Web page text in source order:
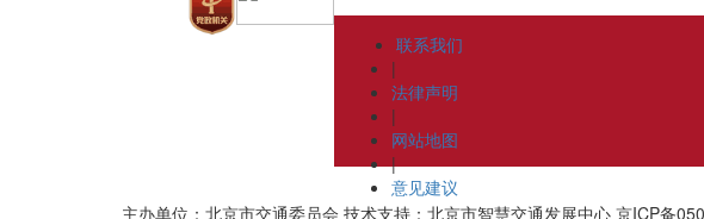
联系我们
|
法律声明
|
网站地图
|
意见建议
主办单位：北京市交通委员会 技术支持：北京市智慧交通发展中心 京ICP备